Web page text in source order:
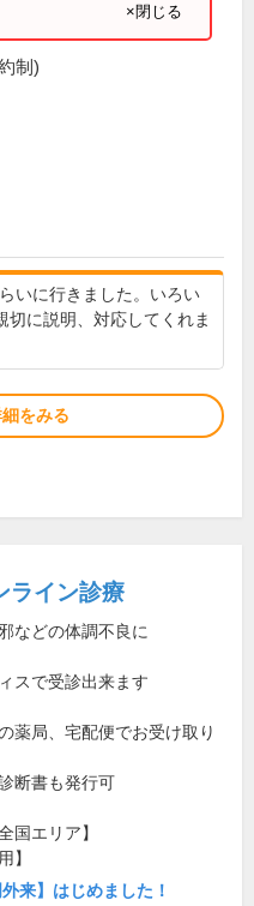
×閉じる
制)
いに行きました。いろい
切に説明、対応してくれま
をみる
ライン診療
などの体調不良に
スで受診出来ます
薬局、宅配便でお受け取り
断書も発行可
国エリア】
】
来】はじめました！